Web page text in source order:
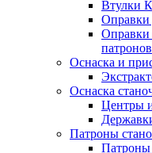
Втулки
Оправки
Оправки
патронов
Оснаска и
Оснаска
Центры
Патроны
Патроны